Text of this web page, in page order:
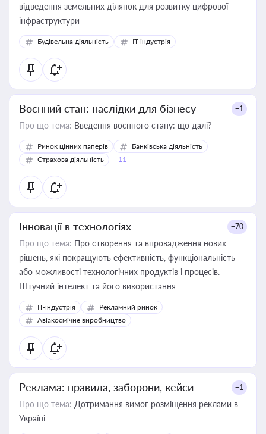
відведення земельних ділянок для розвитку цифрової
інфраструктури
Будівельна діяльність IT-індустрія
Воєнний стан: наслідки для бізнесу +1
Про що тема: Введення воєнного стану: що далі?
Ринок цінних паперів
Банківська діяльність
Страхова діяльність
+11
Інновації в технологіях +70
Про що тема: Про створення та впровадження нових
рішень, які покращують ефективність, функціональність
або можливості технологічних продуктів і процесів.
Штучний інтелект та його використання
IT-індустрія
Рекламний ринок
Авіакосмічне виробництво
Реклама: правила, заборони, кейси +1
Про що тема: Дотримання вимог розміщення реклами в
Україні